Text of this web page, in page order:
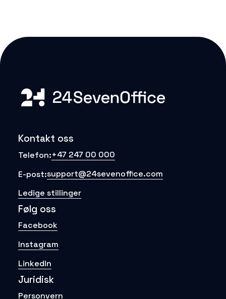
Kontakt oss
Telefon:+47 247 00 000
E-post:support@24sevenoffice.com
Ledige stillinger
Følg oss
Facebook
Instagram
LinkedIn
Juridisk
Personvern